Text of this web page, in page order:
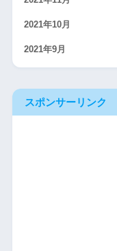
2021年10月
2021年9月
スポンサーリンク